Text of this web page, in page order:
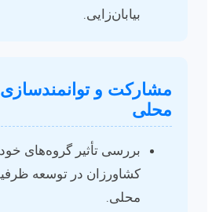
بیابان‌زایی.
مشارکت و
محلی
بررسی تأثیر گروه‌های
کشاورزان در توسعه
محلی.